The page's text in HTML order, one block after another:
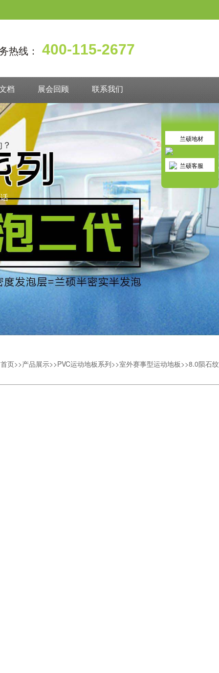
热线： 400-115-2677
档 展会回顾 联系我们
首页>>产品展示>>PVC运动地板系列>>室外赛事型运动地板>>8.0陨石纹
兰硕地材
兰硕客服